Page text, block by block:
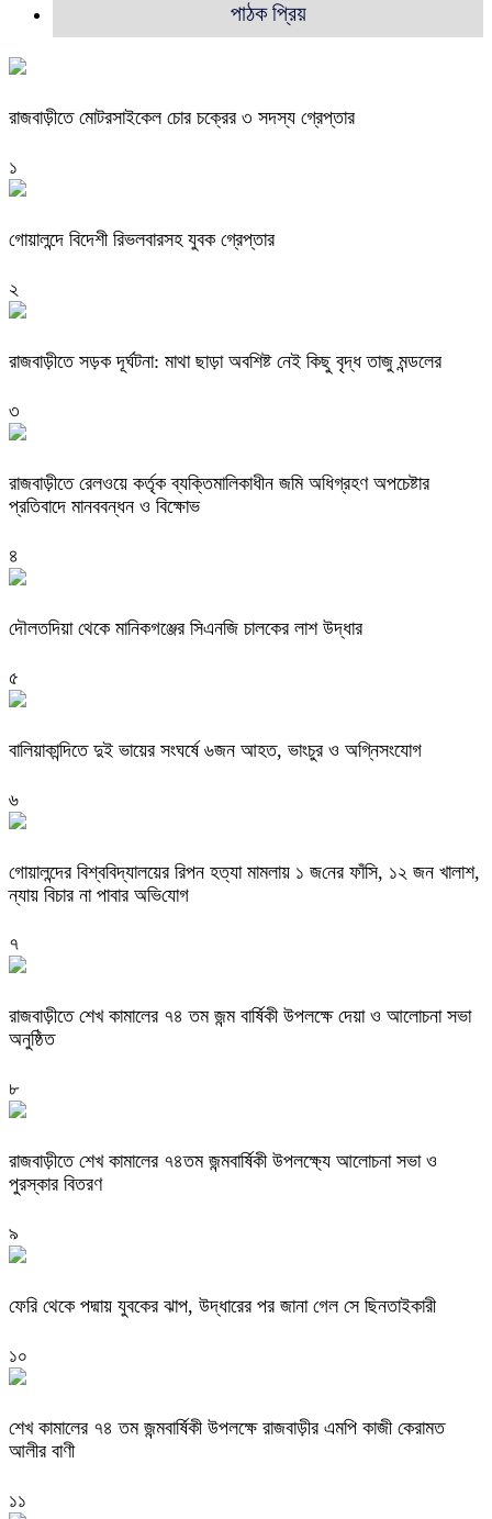
পাঠক প্রিয়
রাজবাড়ীতে মোটরসাইকেল চোর চক্রের ৩ সদস্য গ্রেপ্তার
১
গোয়ালন্দে বিদেশী রিভলবারসহ যুবক গ্রেপ্তার
২
রাজবাড়ীতে সড়ক দূর্ঘটনা: মাথা ছাড়া অবশিষ্ট নেই কিছু বৃদ্ধ তাজু মন্ডলের
৩
রাজবাড়ীতে রেলওয়ে কর্তৃক ব্যক্তিমালিকাধীন জমি অধিগ্রহণ অপচেষ্টার
প্রতিবাদে মানববন্ধন ও বিক্ষোভ
৪
দৌলতদিয়া থেকে মানিকগঞ্জের সিএনজি চালকের লাশ উদ্ধার
৫
বালিয়াকান্দিতে দুই ভায়ের সংঘর্ষে ৬জন আহত, ভাংচুর ও অগ্নিসংযোগ
৬
গোয়ালন্দের বিশ্ব‌বিদ্যালয়ের রিপন হত্যা মামলায় ১ জ‌নের ফাঁসি, ১২ জন খালাশ,
ন্যায় বিচার না পাবার অভি‌যোগ
৭
রাজবাড়ীতে শেখ কামালের ৭৪ তম জন্ম বার্ষিকী উপলক্ষে দেয়া ও আলোচনা সভা
অনুষ্ঠিত
৮
রাজবাড়ীতে শেখ কামালের ৭৪তম জন্মবার্ষিকী উপলক্ষ্যে আলোচনা সভা ও
পুরস্কার বিতরণ
৯
ফেরি থেকে পদ্মায় যুবকের ঝাপ, উদ্ধারের পর জানা গেল সে ছিনতাইকারী
১০
শেখ কামালের ৭৪ তম জন্মবার্ষিকী উপলক্ষে রাজবাড়ীর এমপি কাজী কেরামত
আলীর বাণী
১১